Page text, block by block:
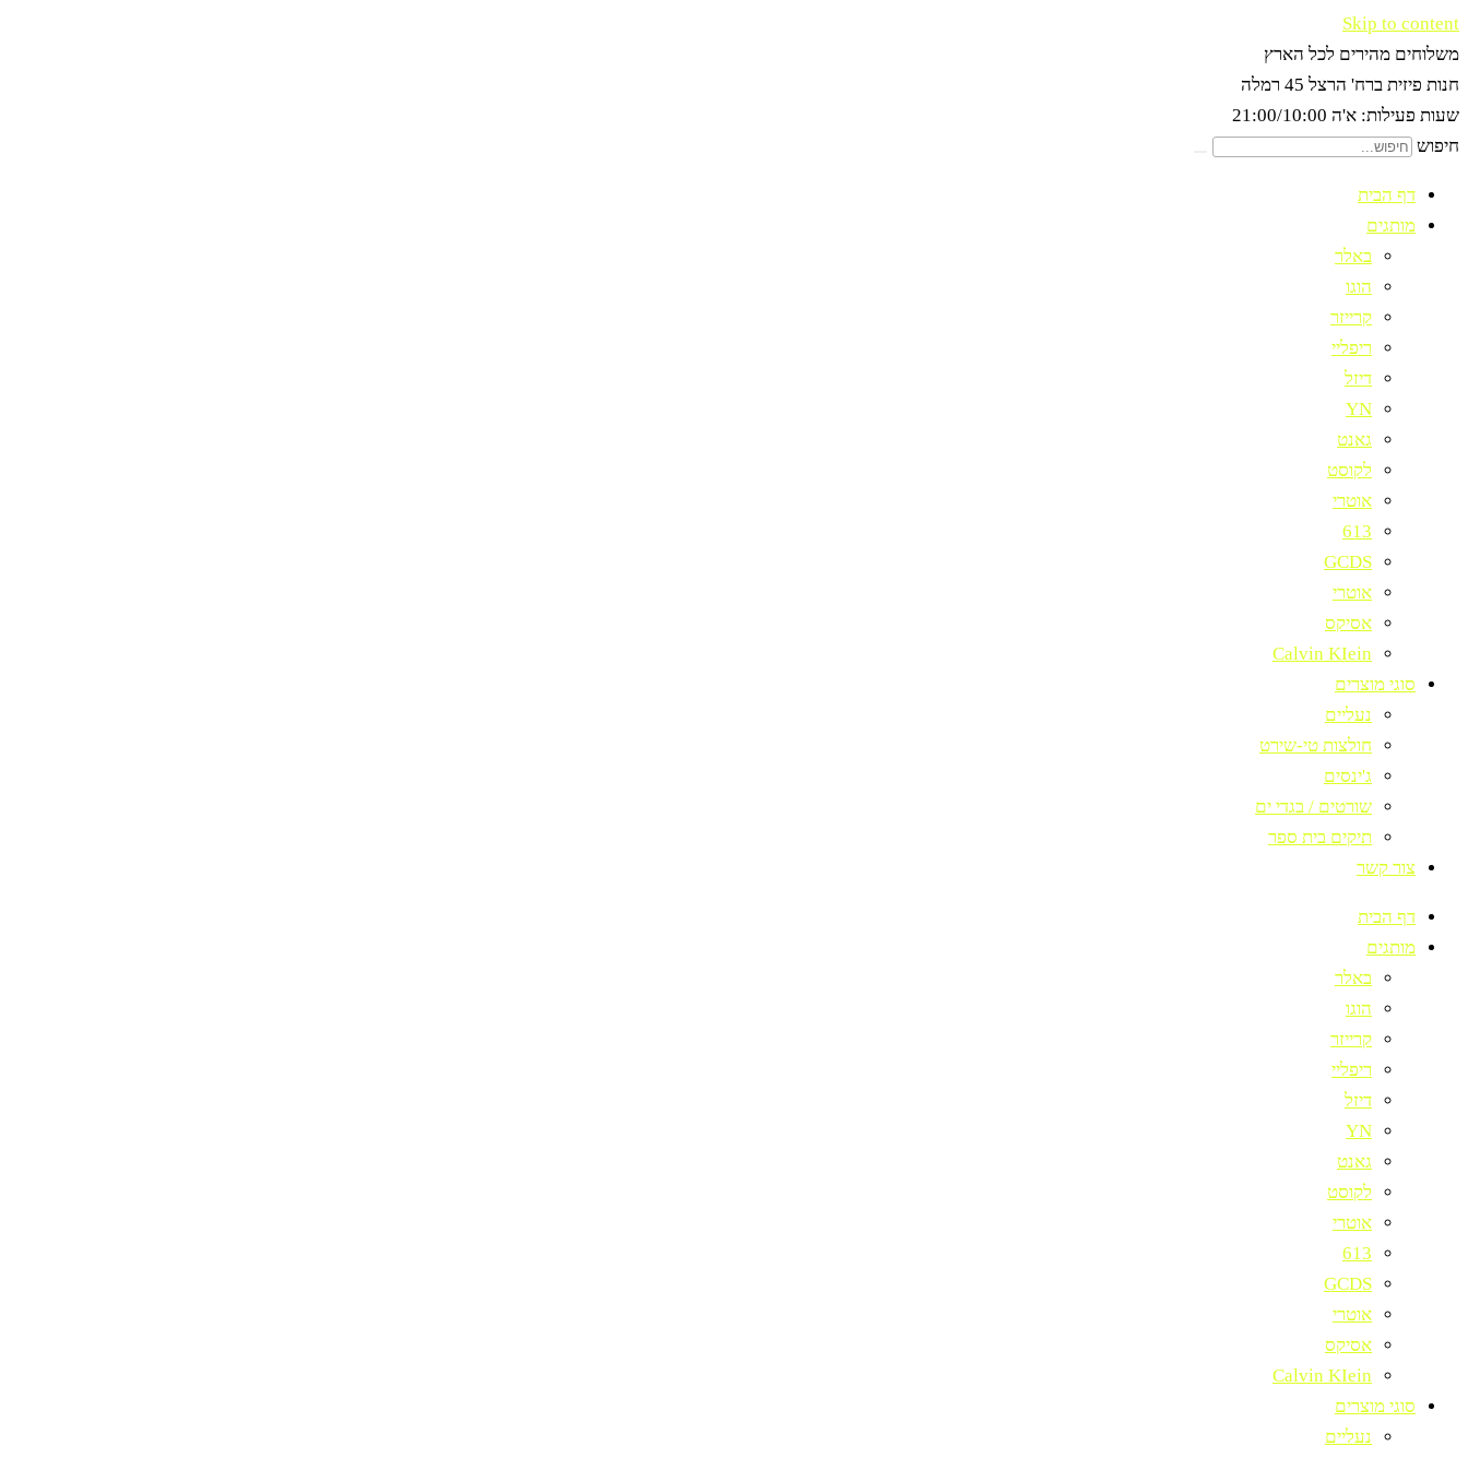
Skip to content
משלוחים מהירים לכל הארץ
חנות פיזית ברח' הרצל 45 רמלה
שעות פעילות: א'ה 21:00/10:00
חיפוש
דף הבית
מותגים
באלר
הוגו
קרייזר
ריפליי
דיזל
YN
גאנט
לקוסט
אוטרי
613
GCDS
אוטרי
אסיקס
Calvin KIein
סוגי מוצרים
נעליים
חולצות טי-שירט
ג'ינסים
שורטים / בגדי ים
תיקים בית ספר
צור קשר
דף הבית
מותגים
באלר
הוגו
קרייזר
ריפליי
דיזל
YN
גאנט
לקוסט
אוטרי
613
GCDS
אוטרי
אסיקס
Calvin KIein
סוגי מוצרים
נעליים